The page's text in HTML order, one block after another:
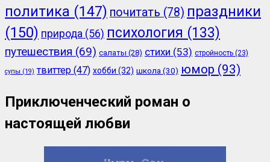
политика (147) почитать (78) праздники
(150) природа (56) психология (133)
путешествия (69) салаты (28) стихи (53) стройность (23)
супы (19) твиттер (47) хобби (32) школа(30) юмор (93)
Приключенческий роман о
настоящей любви